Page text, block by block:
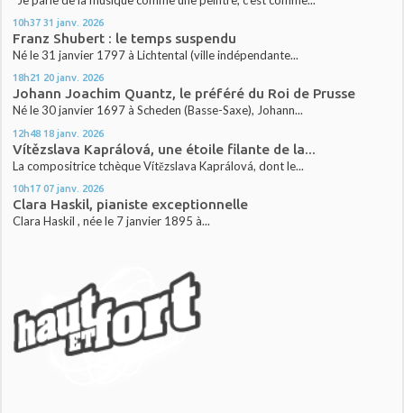
10h37 31 janv. 2026
Franz Shubert : le temps suspendu
Né le 31 janvier 1797 à Lichtental (ville indépendante...
18h21 20 janv. 2026
Johann Joachim Quantz, le préféré du Roi de Prusse
Né le 30 janvier 1697 à Scheden (Basse-Saxe), Johann...
12h48 18 janv. 2026
Vítězslava Kaprálová, une étoile filante de la...
La compositrice tchèque Vítězslava Kaprálová, dont le...
10h17 07 janv. 2026
Clara Haskil, pianiste exceptionnelle
Clara Haskil , née le 7 janvier 1895 à...